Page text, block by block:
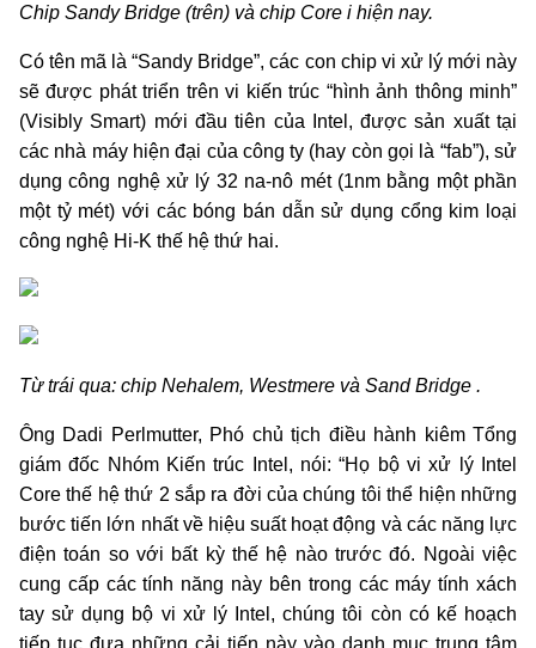
Chip Sandy Bridge (trên) và chip Core i hiện nay.
Có tên mã là “Sandy Bridge”, các con chip vi xử lý mới này
sẽ được phát triển trên vi kiến trúc “hình ảnh thông minh”
(Visibly Smart) mới đầu tiên của Intel, được sản xuất tại
các nhà máy hiện đại của công ty (hay còn gọi là “fab”), sử
dụng công nghệ xử lý 32 na-nô mét (1nm bằng một phần
một tỷ mét) với các bóng bán dẫn sử dụng cổng kim loại
công nghệ Hi-K thế hệ thứ hai.
Từ trái qua: chip Nehalem, Westmere và Sand Bridge .
Ông Dadi Perlmutter, Phó chủ tịch điều hành kiêm Tổng
giám đốc Nhóm Kiến trúc Intel, nói: “Họ bộ vi xử lý Intel
Core thế hệ thứ 2 sắp ra đời của chúng tôi thể hiện những
bước tiến lớn nhất về hiệu suất hoạt động và các năng lực
điện toán so với bất kỳ thế hệ nào trước đó. Ngoài việc
cung cấp các tính năng này bên trong các máy tính xách
tay sử dụng bộ vi xử lý Intel, chúng tôi còn có kế hoạch
tiếp tục đưa những cải tiến này vào danh mục trung tâm